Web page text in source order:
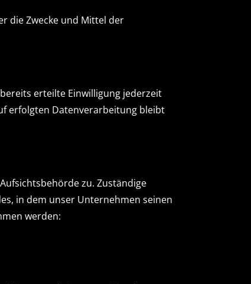
die Zwecke und Mittel der
erteilte Einwilligung jederzeit
erfolgten Datenverarbeitung bleibt
zu. Zuständige
in dem unser Unternehmen seinen
werden: